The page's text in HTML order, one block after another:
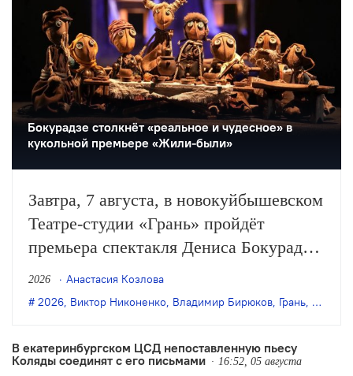
Бокурадзе столкнëт «реальное и чудесное» в
кукольной премьере «Жили-были»
Завтра, 7 августа, в новокуйбышевском
Театре-студии «Грань» пройдёт
премьера спектакля Дениса Бокурадзе
«Жили-были» по пьесе Владимира
Бирюкова.
2026
Анастасия Козлова
2026, Виктор Никоненко, Владимир Бирюков, Грань, Денис
В екатеринбургском ЦСД непоставленную пьесу
Коляды соединят с его письмами
16:52, 05 августа